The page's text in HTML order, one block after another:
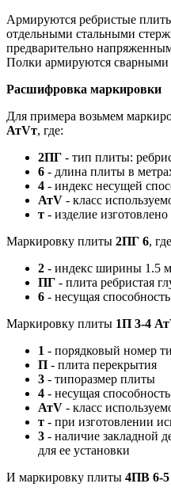
Армируются ребристые
отдельными стальными
предварительно
Полки армируются сварными
Расшифровка маркировки
Для примера возьмем
АтVт, где:
2ПГ - тип плиты:
6 - длина плиты в
4 - индекс несущей
АтV - класс
т - изделие
Маркировку плиты 2ПГ 6,
2 - индекс ширины 1.5 м
ПГ - плита ребристая
6 - несущая способность
Маркировку плиты 1П 3-4
1 - порядковый номер
П - плита перекрытия
3 - типоразмер плиты
4 - несущая способность
АтV - класс
т - при изготовлении
3 - наличие закладной
для ее установки
И маркировку плиты 4ПВ 6-